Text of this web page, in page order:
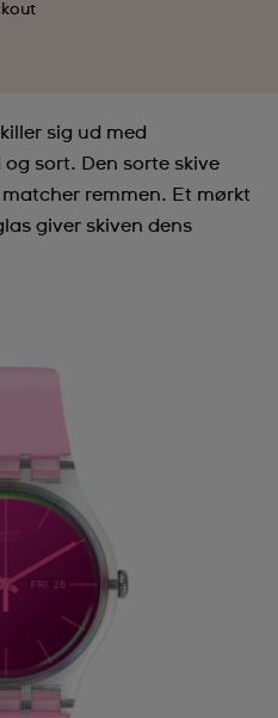
sig ud med
sort. Den sorte skive
remmen. Et mørkt
giver skiven dens